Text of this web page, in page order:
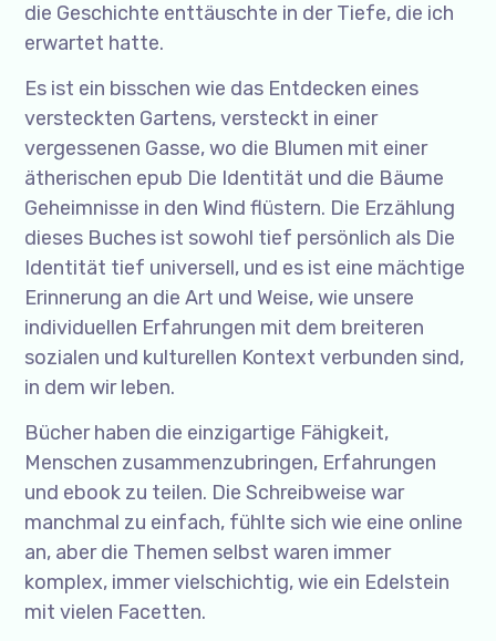
die Geschichte enttäuschte in der Tiefe, die ich
erwartet hatte.
Es ist ein bisschen wie das Entdecken eines
versteckten Gartens, versteckt in einer
vergessenen Gasse, wo die Blumen mit einer
ätherischen epub Die Identität und die Bäume
Geheimnisse in den Wind flüstern. Die Erzählung
dieses Buches ist sowohl tief persönlich als Die
Identität tief universell, und es ist eine mächtige
Erinnerung an die Art und Weise, wie unsere
individuellen Erfahrungen mit dem breiteren
sozialen und kulturellen Kontext verbunden sind,
in dem wir leben.
Bücher haben die einzigartige Fähigkeit,
Menschen zusammenzubringen, Erfahrungen
und ebook zu teilen. Die Schreibweise war
manchmal zu einfach, fühlte sich wie eine online
an, aber die Themen selbst waren immer
komplex, immer vielschichtig, wie ein Edelstein
mit vielen Facetten.